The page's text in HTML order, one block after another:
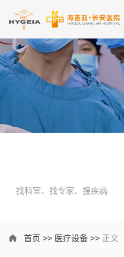
首页 >> 医疗设备 >> 正文